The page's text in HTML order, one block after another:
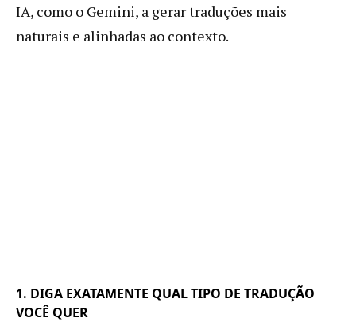
IA, como o Gemini, a gerar traduções mais
naturais e alinhadas ao contexto.
1. DIGA EXATAMENTE QUAL TIPO DE TRADUÇÃO
VOCÊ QUER